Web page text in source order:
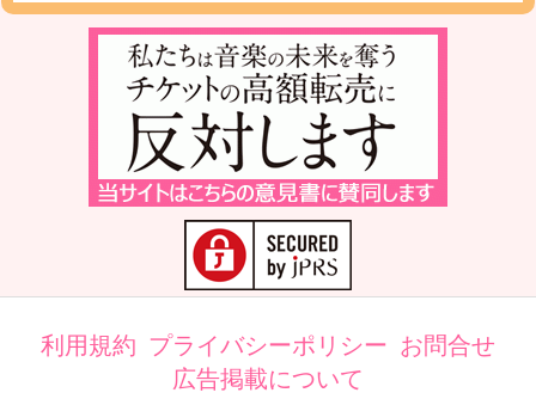
利用規約 プライバシーポリシー お問合せ
広告掲載について